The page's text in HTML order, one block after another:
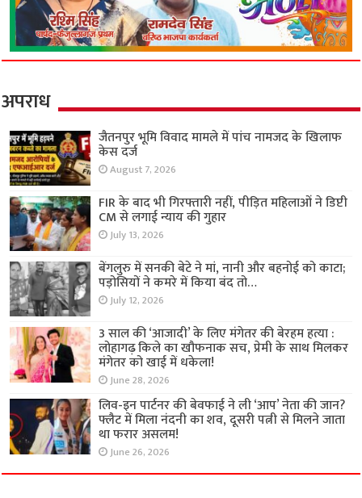
अपराध
जैतनपुर भूमि विवाद मामले में पांच नामजद के खिलाफ
केस दर्ज
August 7, 2026
FIR के बाद भी गिरफ्तारी नहीं, पीड़ित महिलाओं ने डिप्टी
CM से लगाई न्याय की गुहार
July 13, 2026
बेंगलुरु में सनकी बेटे ने मां, नानी और बहनोई को काटा;
पड़ोसियों ने कमरे में किया बंद तो…
July 12, 2026
3 साल की ‘आजादी’ के लिए मंगेतर की बेरहम हत्या :
लोहागढ़ किले का खौफनाक सच, प्रेमी के साथ मिलकर
मंगेतर को खाई में धकेला!
June 28, 2026
लिव-इन पार्टनर की बेवफाई ने ली ‘आप’ नेता की जान?
फ्लैट में मिला नंदनी का शव, दूसरी पत्नी से मिलने जाता
था फरार असलम!
June 26, 2026